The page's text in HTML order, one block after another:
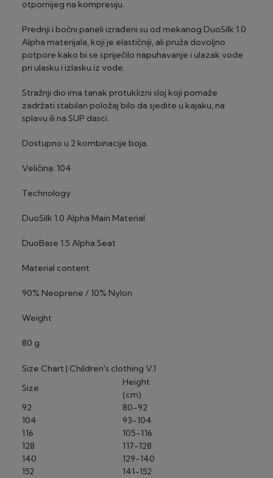
otpornijeg na kompresiju.
Prednji i bočni paneli izrađeni su od mekanog DuoSilk 1.0
Alpha materijala, koji je elastičniji, ali pruža dovoljno
potpore kako bi se spriječilo napuhavanje i ulazak vode
pri ulasku i izlasku iz vode.
Stražnji dio ima tanak protuklizni sloj koji pomaže
zadržati stabilan položaj bilo da sjedite u kajaku, na
splavu ili na SUP dasci.
Dostupno u 2 kombinacije boja.
Veličina: 104
Technology
DuoSilk 1.0 Alpha Main Material
DuoBase 1.5 Alpha Seat
Material content
90% Neoprene / 10% Nylon
Weight
80 g
Size Chart | Children's clothing V.1
Size
Height
(cm)
92
80-92
104
93-104
116
105-116
128
117-128
140
129-140
152
141-152